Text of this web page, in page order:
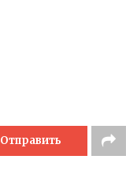
Отправить